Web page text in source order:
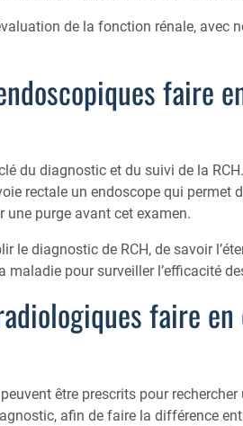
de la fonction rénale, avec
faire
du diagnostic et du suivi de la
rectale un endoscope qui permet
une purge avant cet examen.
le diagnostic de RCH, de savoir
maladie pour surveiller l’efficacité
faire
être prescrits pour
afin de faire la différence